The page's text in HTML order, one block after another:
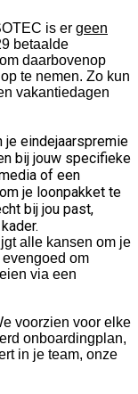
is er geen
betaalde
daarbovenop
te nemen. Zo kun
vakantiedagen
je eindejaarspremie
bij jouw specifieke
of een
je loonpakket te
bij jou past,
alle kansen om je
om
via een
voorzien voor elke
onboardingplan,
in je team, onze